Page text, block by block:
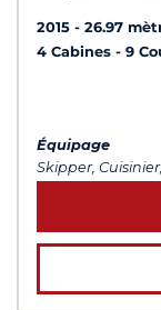
2015 26.97
4 Cabines
9
Équipage
Skipper,